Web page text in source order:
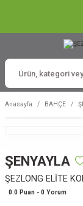
Anasayfa BAHÇE
ŞENYAYLA
ŞEZLONG ELİTE
0.0 Puan - 0 Yorum